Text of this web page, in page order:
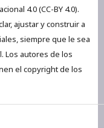
4.0 (CC-BY 4.0).
ajustar y construir a
siempre que le sea
Los autores de los
el copyright de los